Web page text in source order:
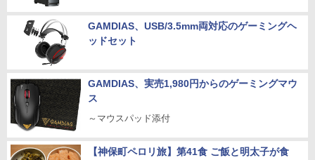
GAMDIAS、USB/3.5mm両対応のゲーミングヘ
ッドセット
GAMDIAS、実売1,980円からのゲーミングマウ
ス
～マウスパッド添付
【神保町ペロリ旅】第41食 ご飯と明太子が食